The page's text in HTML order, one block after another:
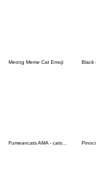
Meong Meme Cat Emoji